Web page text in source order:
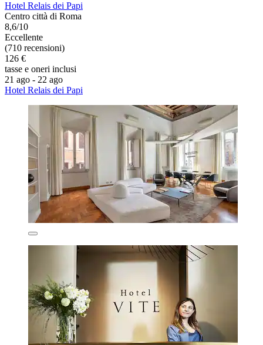
Hotel Relais dei Papi
Centro città di Roma
8,6/10
Eccellente
(710 recensioni)
126 €
tasse e oneri inclusi
21 ago - 22 ago
Hotel Relais dei Papi